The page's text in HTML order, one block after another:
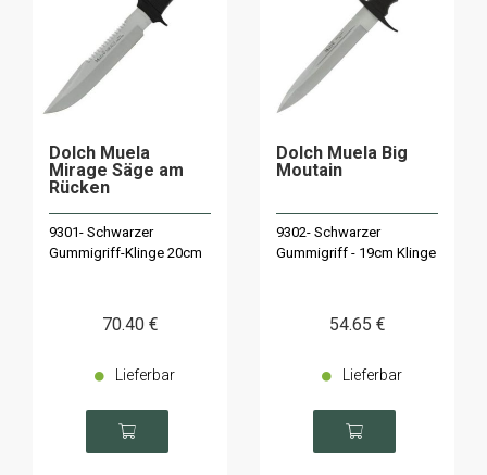
Dolch Muela
Mirage Säge am
Rücken
9301- Schwarzer
Gummigriff-Klinge 20cm
70.40 €
Lieferbar
Dolch Muela Big
Moutain
9302- Schwarzer
Gummigriff - 19cm Klinge
54.65 €
Lieferbar